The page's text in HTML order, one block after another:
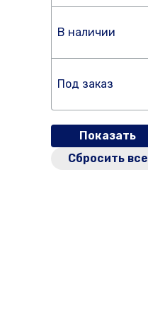
В наличии
Под заказ
Показать
Сбросить все